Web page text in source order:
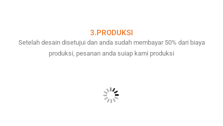
3.PRODUKSI
Setelah desain disetujui dan anda sudah membayar 50% dari biaya
produksi, pesanan anda suiap kami produksi